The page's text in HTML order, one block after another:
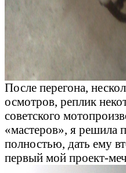
После перегона,
осмотров, реплик
советского
«мастеров», я решила
полностью, дать ему
первый мой проект-